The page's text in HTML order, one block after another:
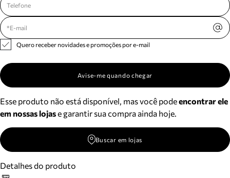
Quero receber novidades e promoções por e-mail
Avise-me quando chegar
Esse produto não está disponível, mas você podeencontrar ele
em nossas lojase garantir sua compra ainda hoje.
Buscar em lojas
Detalhes do produto